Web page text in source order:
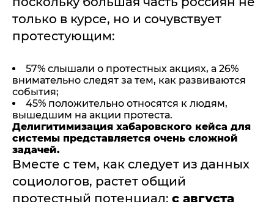
только в курсе, но и сочувствует
протестующим:
57% слышали о протестных акциях, а 26%
внимательно следят за тем, как развиваются
события;
45% положительно относятся к людям,
вышедшим на акции протеста.
Делигитимизация хабаровского кейса для
системы представляется очень сложной
задачей.
Вместе с тем, как следует из данных
социологов, растет общий
протестный потенциал: с августа